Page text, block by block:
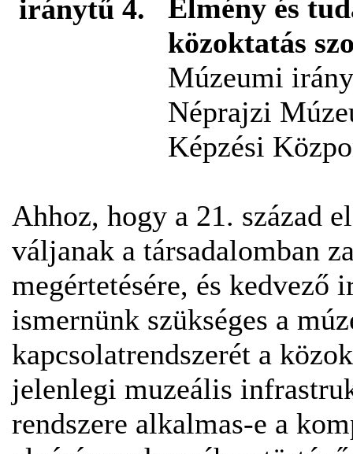
Élmény és
közoktatás
Múzeumi
Néprajzi
Képzési
Ahhoz, hogy a 21. század
váljanak a társadalomban
megértetésére, és kedvező
ismernünk szükséges a
kapcsolatrendszerét a
jelenlegi muzeális
rendszere alkalmas-e a